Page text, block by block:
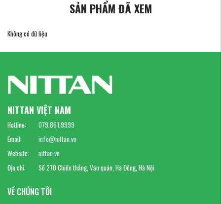
SẢN PHẨM ĐÃ XEM
Không có dữ liệu
NITTAN VIỆT NAM
Hotline:
079.861.9999
Email:
info@nittan.vn
Website:
nittan.vn
Địa chỉ:
Số 270 Chiến thắng, Văn quán, Hà Đông, Hà Nội
VỀ CHÚNG TÔI